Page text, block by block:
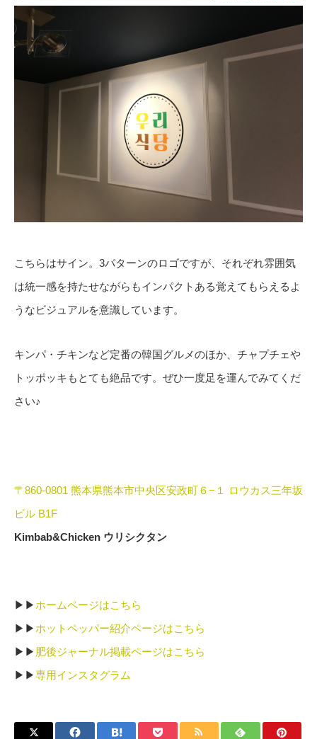
こちらはサイン。3パターンのロゴですが、それぞれ雰囲気
は統一感を持たせながらもインパクトある覚えてもらえるよ
うなビジュアルを意識しています。
キンパ・チキンなど定番の韓国グルメのほか、チャプチェや
トッポッキもとても絶品です。ぜひ一度足を運んでみてくだ
さい♪
〒860-0801 熊本県熊本市中央区安政町６−１ ロウカス三年坂
ビル B1F
Kimbab&Chicken ウリシクタン
▶︎▶︎ ホームページはこちら
▶︎▶︎ ホットペッパー紹介ページはこちら
▶︎▶︎ 肥後ジャーナル掲載ページはこちら
▶︎▶︎専用インスタグラム